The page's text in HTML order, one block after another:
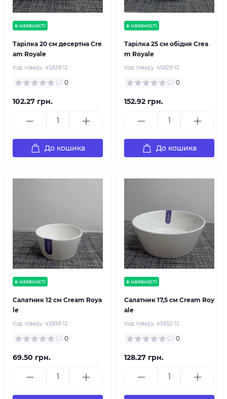
в наявності
Тарілка 20 см десертна Cre
am Royale
Код товару: 45828-12
0
102.27 грн.
До кошика
в наявності
Тарілка 25 см обідня Crea
m Royale
Код товару: 45829-12
0
152.92 грн.
До кошика
в наявності
Салатник 12 см Cream Roya
le
Код товару: 45838-12
0
69.50 грн.
в наявності
Салатник 17,5 см Cream Roy
ale
Код товару: 45832-12
0
128.27 грн.